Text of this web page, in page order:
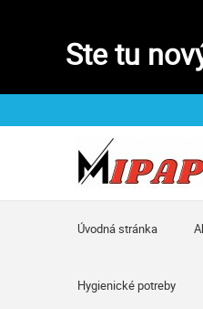
Ste tu
Úvodná stránka
Hygienické potreby